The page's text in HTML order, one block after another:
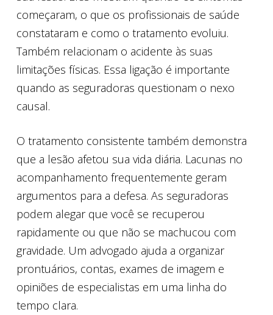
começaram, o que os profissionais de saúde
constataram e como o tratamento evoluiu.
Também relacionam o acidente às suas
limitações físicas. Essa ligação é importante
quando as seguradoras questionam o nexo
causal.
O tratamento consistente também demonstra
que a lesão afetou sua vida diária. Lacunas no
acompanhamento frequentemente geram
argumentos para a defesa. As seguradoras
podem alegar que você se recuperou
rapidamente ou que não se machucou com
gravidade. Um advogado ajuda a organizar
prontuários, contas, exames de imagem e
opiniões de especialistas em uma linha do
tempo clara.